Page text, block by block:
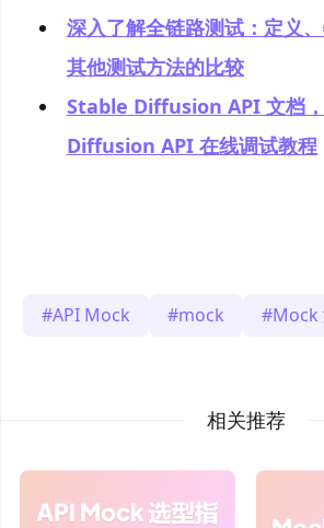
深入了解全链路测试：定义
其他测试方法的比较
Stable Diffusion API 文档
Diffusion API 在线调试教程
API Mock mock Mock
相关推荐